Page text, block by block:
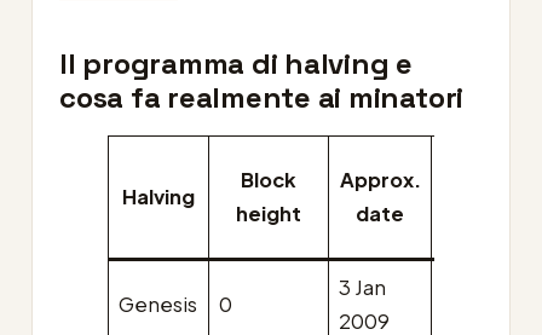
Il programma di halving e
cosa fa realmente ai minatori
Halving
Block
height
Approx.
date
Genesis 0
3 Jan
2009